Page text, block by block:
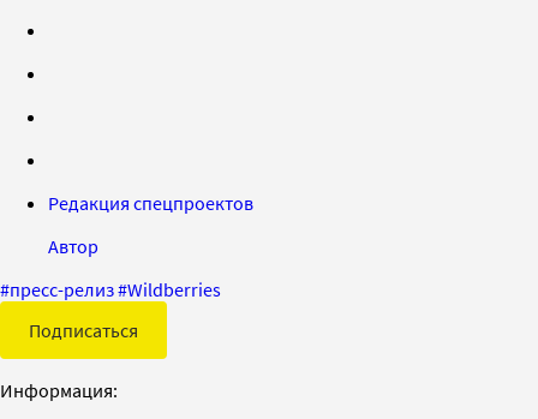
Редакция спецпроектов
Автор
#пресс-релиз#Wildberries
Подписаться
Информация: